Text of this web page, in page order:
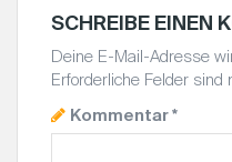
SCHREIBE EINEN
Deine E-Mail-Adresse
Erforderliche Felder sind
Kommentar*